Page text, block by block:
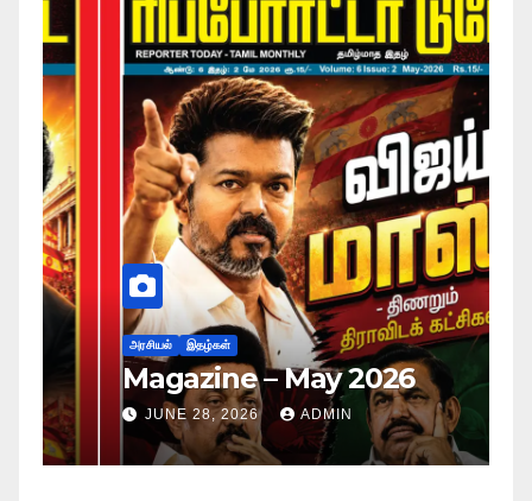
இதழ்கள்
Magazine – May 2026
JUNE 28, 2026 ADMIN